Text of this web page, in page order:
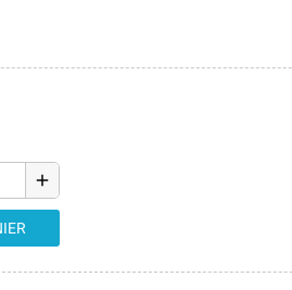
add